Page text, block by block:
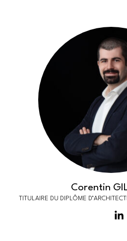
Corentin
TITULAIRE DU DIPLÔME